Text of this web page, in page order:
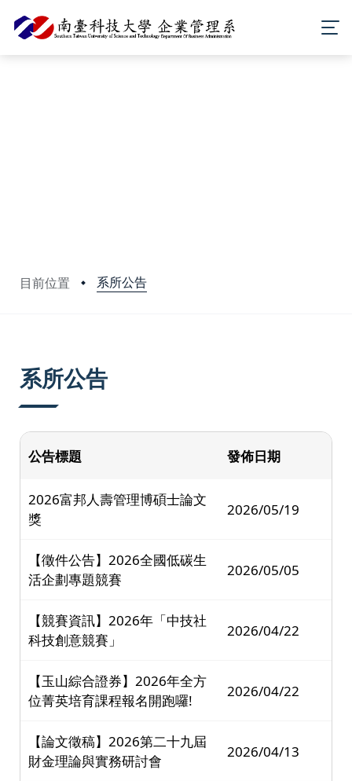
目前位置 系所公告
系所公告
公告標題 發佈日期
2026富邦人壽管理博碩士論文
獎
2026/05/19
【徵件公告】2026全國低碳生
活企劃專題競賽
2026/05/05
【競賽資訊】2026年「中技社
科技創意競賽」
2026/04/22
【玉山綜合證券】2026年全方
位菁英培育課程報名開跑囉!
2026/04/22
【論文徵稿】2026第二十九屆
財金理論與實務研討會
2026/04/13